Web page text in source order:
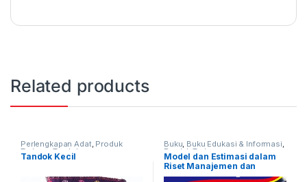
Related products
Perlengkapan Adat, Produk
Terbaru, Tandok
Tandok Kecil
Buku, Buku Edukasi & Informasi,
Produk Terbaru
Model dan Estimasi dalam
Riset Manajemen dan
Keuangan